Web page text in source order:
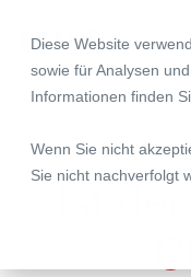
Diese Website
sowie für Analysen
Informationen finden
Wenn Sie nicht
Sie nicht nachverfolgt
Ist